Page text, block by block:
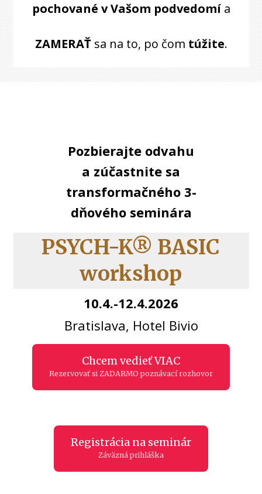
pochované v Vašom podvedomía
ZAMERAŤ sa na to, po čom túžite.
Pozbierajte odvahu
a zúčastnite sa
transformačného 3-
dňového seminára
PSYCH-K® BASIC
workshop
10.4.-12.4.2026
Bratislava, Hotel Bivio
Chcem vedieť VIAC
Rezervovať si ZADARMO poznávací rozhovor
Registrácia na seminár
Záväzná prihláška